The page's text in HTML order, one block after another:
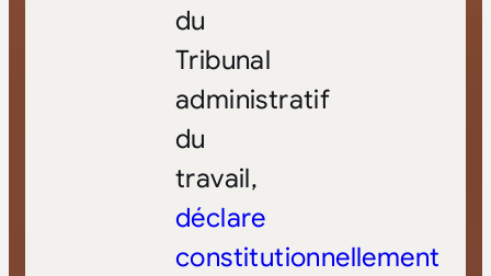
du
Tribunal
administratif
du
travail,
déclare
constitutionnellement